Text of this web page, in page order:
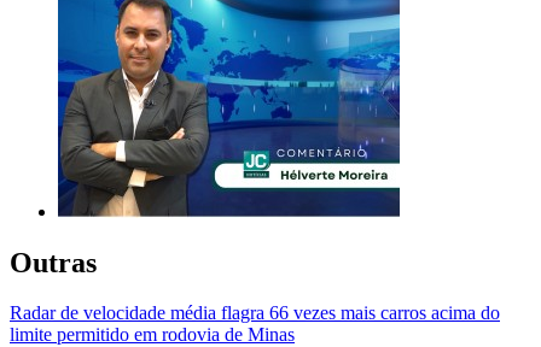
Outras
Radar de velocidade média flagra 66 vezes mais carros acima do
limite permitido em rodovia de Minas